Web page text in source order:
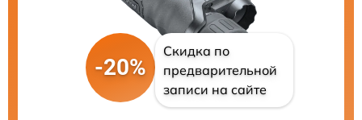
-20%
Скидка по
предварительной
записи на сайте